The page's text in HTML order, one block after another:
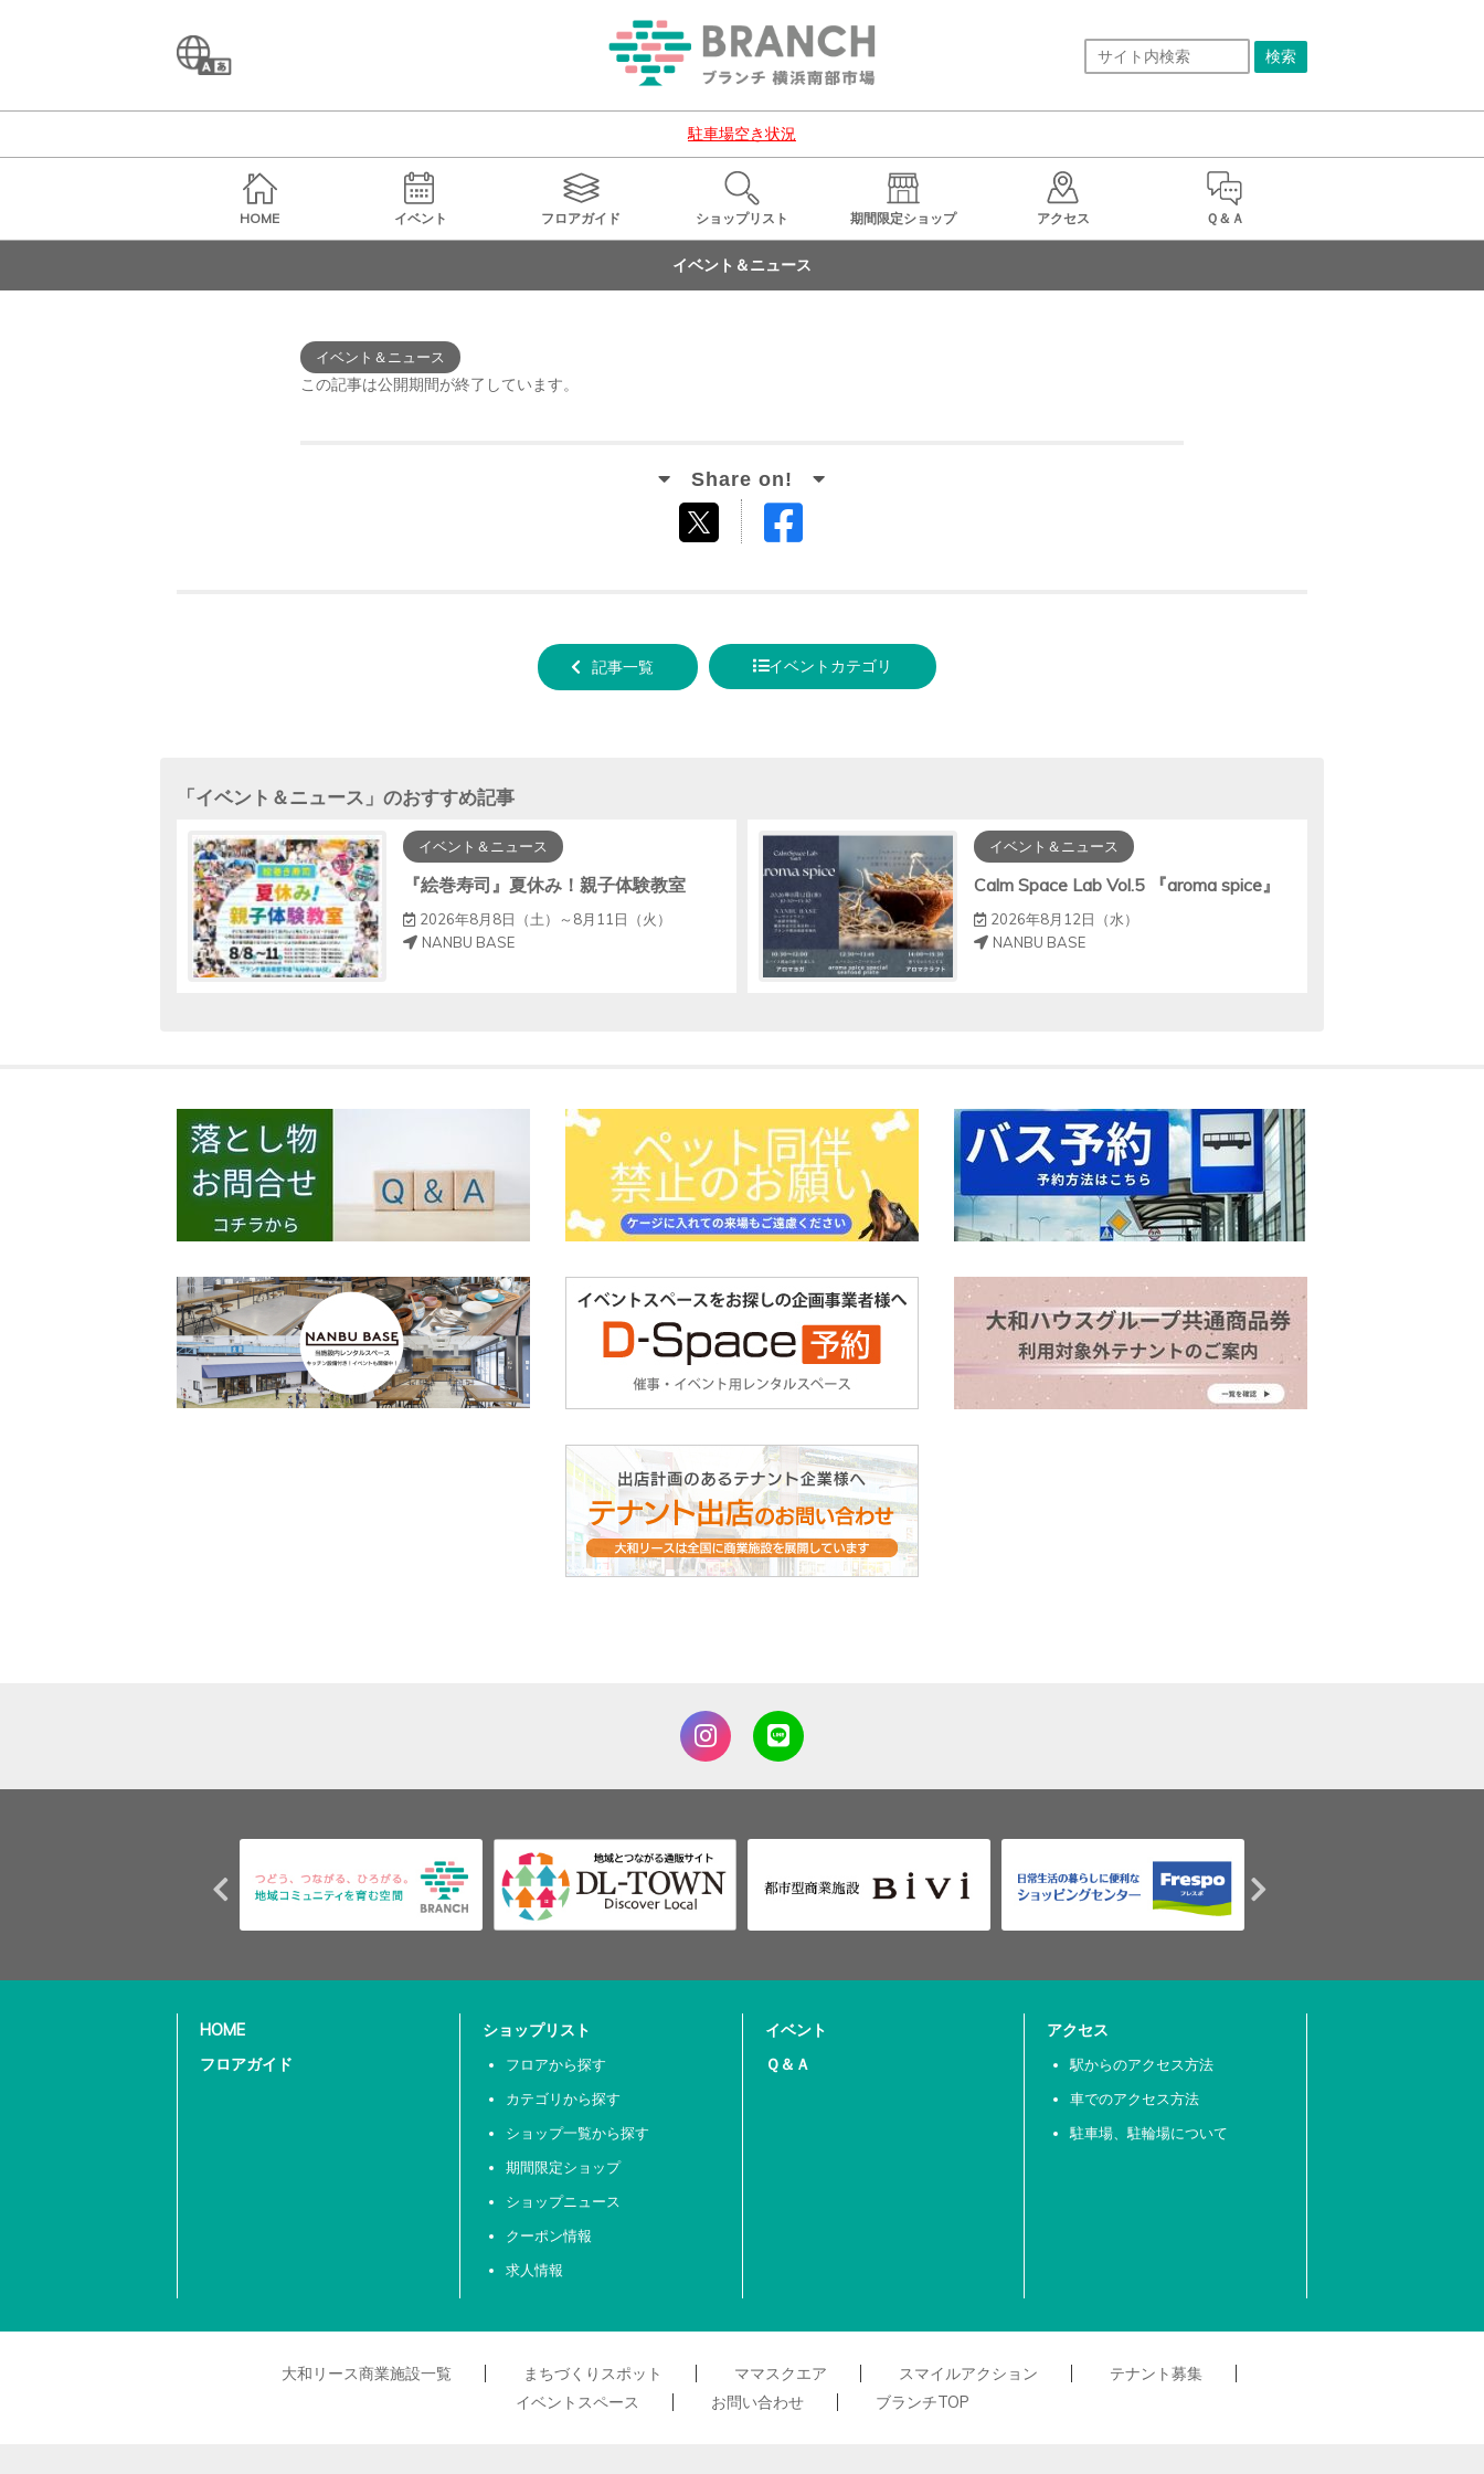
駐車場空き状況
HOME イベント フロアガイド ショップリスト 期間限定ショップ アクセス Ｑ＆Ａ
イベント＆ニュース
イベント＆ニュース
この記事は公開期間が終了しています。
する
記事一覧 イベントカテゴリ
「イベント＆ニュース 」のおすすめ記事
イベント＆ニュース
『絵巻寿司』夏休み！親子体験教室
2026年8月8日（土）～8月11日（火）
NANBU BASE
イベント＆ニュース
Calm Space Lab Vol.5 『aroma spice』
2026年8月12日（水）
NANBU BASE
HOME
フロアガイド
ショップリスト
フロアから探す
カテゴリから探す
ショップ一覧から探す
期間限定ショップ
ショップニュース
クーポン情報
求人情報
イベント
Ｑ＆Ａ
アクセス
駅からのアクセス方法
車でのアクセス方法
駐車場、駐輪場について
大和リース商業施設一覧 まちづくりスポット ママスクエア スマイルアクション
テナント募集
イベントスペース
お問い合わせ ブランチTOP